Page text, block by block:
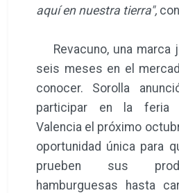
aquí en nuestra tierra",
Revacuno, una marca
seis meses en el
conocer. Sorolla
participar en la feria
Valencia el próximo
oportunidad única para
prueben sus
hamburguesas hasta